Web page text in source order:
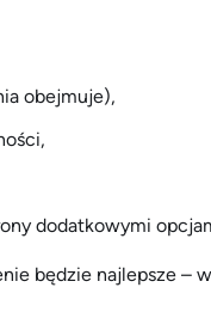
obejmuje),
dodatkowymi
będzie najlepsze –